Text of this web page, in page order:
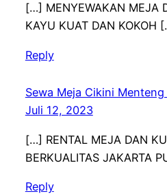
[…] MENYEWAKAN MEJA
KAYU KUAT DAN KOKOH
Reply
Sewa Meja Cikini
Juli 12, 2023
[…] RENTAL MEJA DAN
BERKUALITAS JAKARTA
Reply